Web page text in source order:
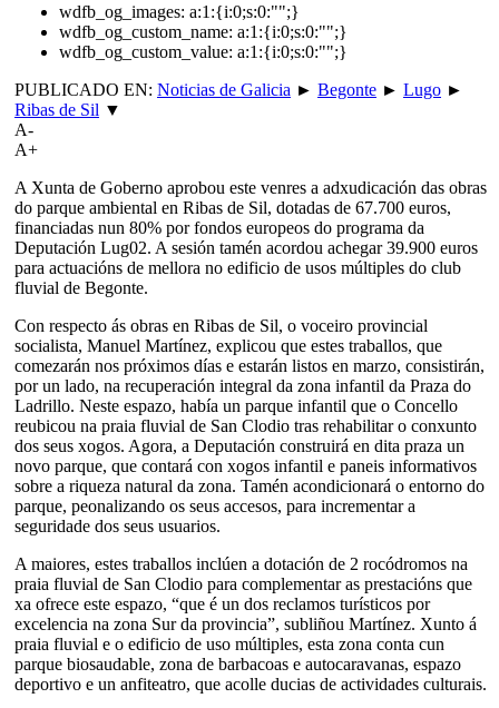
wdfb_og_images: a:1:{i:0;s:0:"";}
wdfb_og_custom_name: a:1:{i:0;s:0:"";}
wdfb_og_custom_value: a:1:{i:0;s:0:"";}
PUBLICADO EN: Noticias de Galicia ► Begonte ► Lugo ►
Ribas de Sil ▼
A-
A+
A Xunta de Goberno aprobou este venres a adxudicación das obras
do parque ambiental en Ribas de Sil, dotadas de 67.700 euros,
financiadas nun 80% por fondos europeos do programa da
Deputación Lug02. A sesión tamén acordou achegar 39.900 euros
para actuacións de mellora no edificio de usos múltiples do club
fluvial de Begonte.
Con respecto ás obras en Ribas de Sil, o voceiro provincial
socialista, Manuel Martínez, explicou que estes traballos, que
comezarán nos próximos días e estarán listos en marzo, consistirán,
por un lado, na recuperación integral da zona infantil da Praza do
Ladrillo. Neste espazo, había un parque infantil que o Concello
reubicou na praia fluvial de San Clodio tras rehabilitar o conxunto
dos seus xogos. Agora, a Deputación construirá en dita praza un
novo parque, que contará con xogos infantil e paneis informativos
sobre a riqueza natural da zona. Tamén acondicionará o entorno do
parque, peonalizando os seus accesos, para incrementar a
seguridade dos seus usuarios.
A maiores, estes traballos inclúen a dotación de 2 rocódromos na
praia fluvial de San Clodio para complementar as prestacións que
xa ofrece este espazo, “que é un dos reclamos turísticos por
excelencia na zona Sur da provincia”, subliñou Martínez. Xunto á
praia fluvial e o edificio de uso múltiples, esta zona conta cun
parque biosaudable, zona de barbacoas e autocaravanas, espazo
deportivo e un anfiteatro, que acolle ducias de actividades culturais.